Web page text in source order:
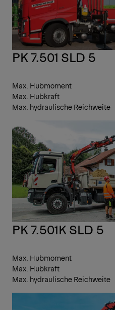
PK 7.501 SLD 5
Max. Hubmoment
Max. Hubkraft
Max. hydraulische Reichweite
PK 7.501K SLD 5
Max. Hubmoment
Max. Hubkraft
Max. hydraulische Reichweite